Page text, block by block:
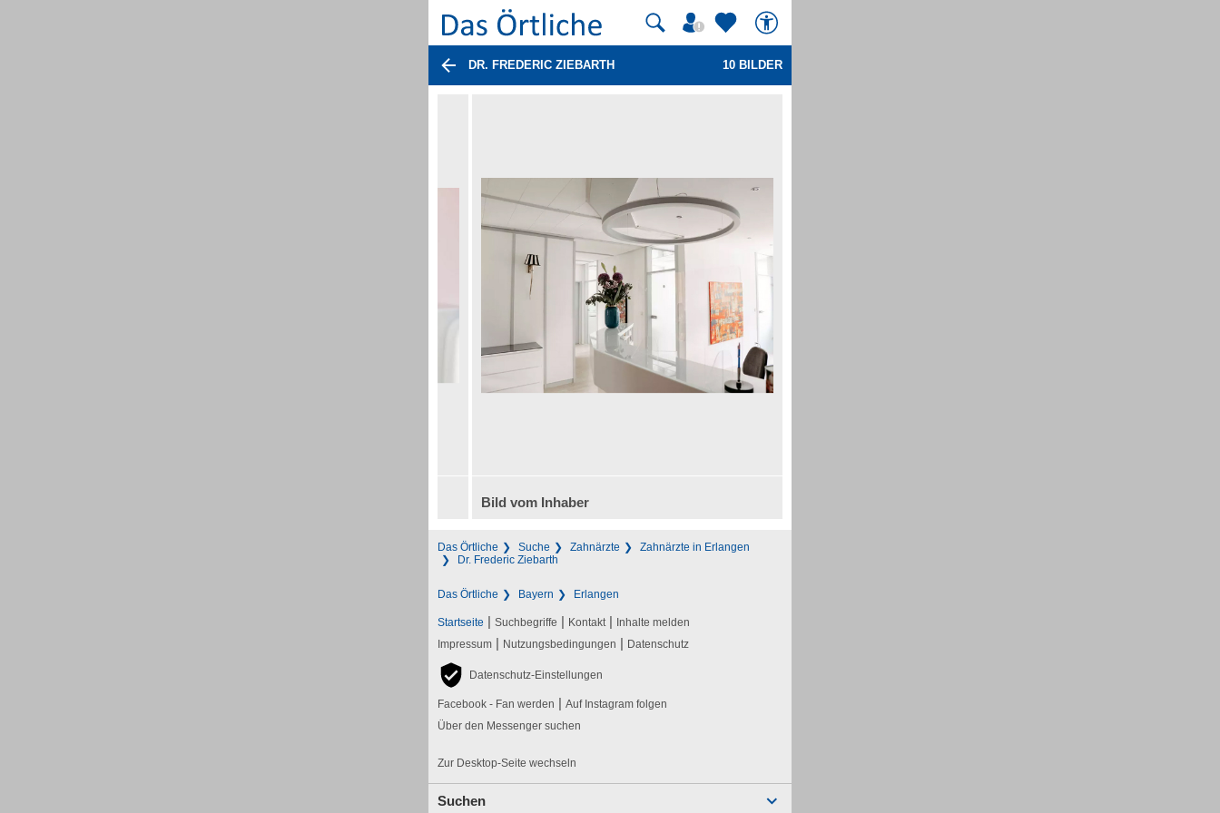
DR. FREDERIC ZIEBARTH 10 BILDER
Bild vom Inhaber
Das Örtliche Suche Zahnärzte
Zahnärzte in Erlangen
Dr. Frederic Ziebarth
Das Örtliche Bayern Erlangen
Startseite | Suchbegriffe | Kontakt | Inhalte melden
Impressum | Nutzungsbedingungen | Datenschutz
Datenschutz-Einstellungen
Facebook - Fan werden | Auf Instagram folgen
Über den Messenger suchen
Zur Desktop-Seite wechseln
Suchen